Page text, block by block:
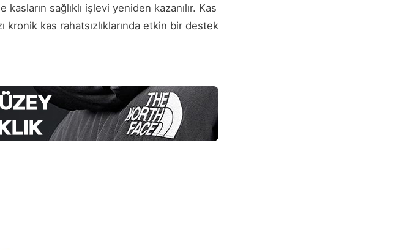
sağlıklı işlevi yeniden kazanılır. Kas
kas rahatsızlıklarında etkin bir destek